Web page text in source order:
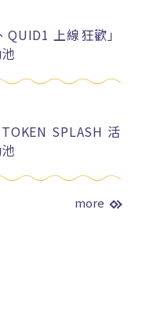
上線狂歡」
SPLASH 活
more